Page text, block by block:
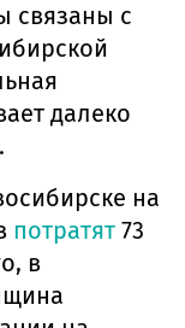
связаны с
далеко
на
потратят 73
в